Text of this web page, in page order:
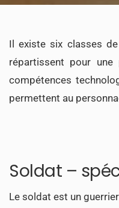
Il existe six classes
répartissent pour
compétences
permettent au
Soldat –
Le soldat est un